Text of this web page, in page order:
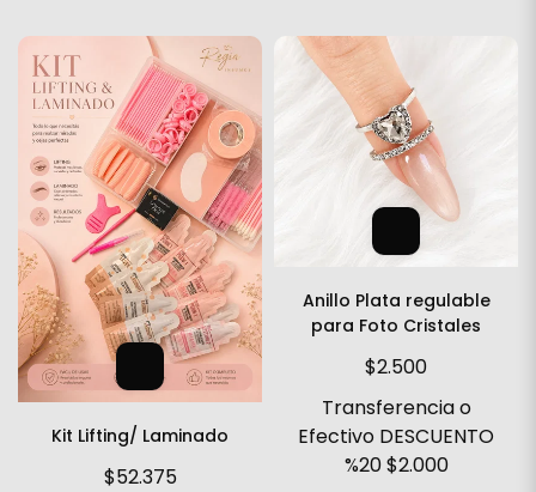
Kit Lifting/ Laminado
$52.375
Anillo Plata regulable
para Foto Cristales
$2.500
Transferencia o
Efectivo DESCUENTO
%20$2.000